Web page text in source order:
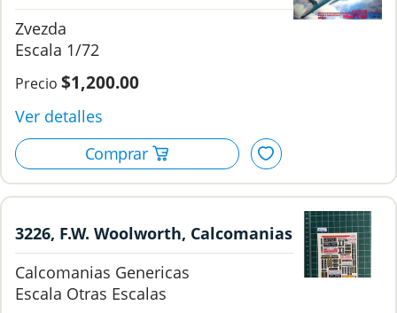
Zvezda
1/72
$1,200.00
3226, F.W. Woolworth, Calcomanias
Genericas. 7
Calcomanias Genericas
Otras Escalas